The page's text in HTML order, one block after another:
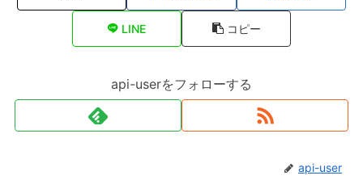
LINE コピー
api-userをフォローする
api-user